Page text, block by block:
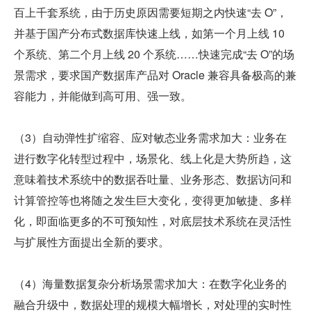
百上千套系统，由于历史原因需要短期之内快速“去 O”，
并基于国产分布式数据库快速上线，如第一个月上线 10
个系统、第二个月上线 20 个系统……快速完成“去 O”的场
景需求，要求国产数据库产品对 Oracle 兼容具备极高的兼
容能力，并能做到高可用、强一致。
（3）自动弹性扩缩容、应对敏态业务需求加大：业务在
进行数字化转型过程中，场景化、线上化是大势所趋，这
意味着技术系统中的数据吞吐量、业务形态、数据访问和
计算管控等也将随之发生巨大变化，变得更加敏捷、多样
化，即面临更多的不可预知性，对底层技术系统在灵活性
与扩展性方面提出全新的要求。
（4）海量数据复杂分析场景需求加大：在数字化业务的
融合升级中，数据处理的规模大幅增长，对处理的实时性